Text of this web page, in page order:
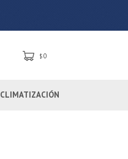
CLIMATIZACIÓN
$0